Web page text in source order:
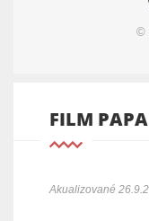
©
FILM
Akualizované